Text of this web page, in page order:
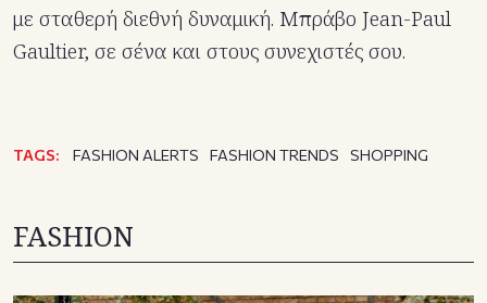
με σταθερή διεθνή δυναμική. Μπράβο Jean-Paul
Gaultier, σε σένα και στους συνεχιστές σου.
TAGS: FASHION ALERTS FASHION TRENDS SHOPPING
FASHION